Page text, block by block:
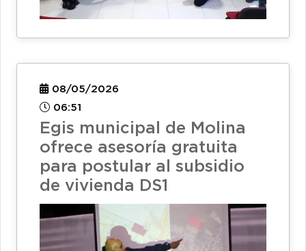
08/05/2026
06:51
Egis municipal de Molina
ofrece asesoría gratuita
para postular al subsidio
de vivienda DS1